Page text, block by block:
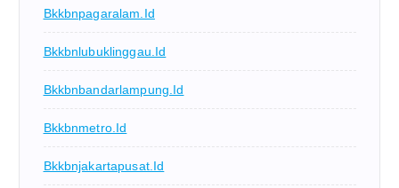
Bkkbnpagaralam.id
Bkkbnlubuklinggau.id
Bkkbnbandarlampung.id
Bkkbnmetro.id
Bkkbnjakartapusat.id